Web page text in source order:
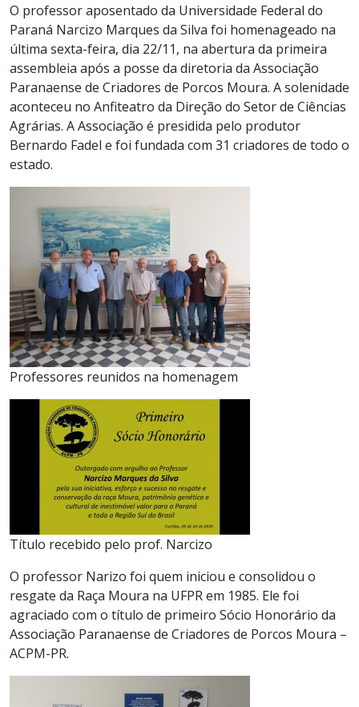
O professor aposentado da Universidade Federal do
Paraná Narcizo Marques da Silva foi homenageado na
última sexta-feira, dia 22/11, na abertura da primeira
assembleia após a posse da diretoria da Associação
Paranaense de Criadores de Porcos Moura. A solenidade
aconteceu no Anfiteatro da Direção do Setor de Ciências
Agrárias. A Associação é presidida pelo produtor
Bernardo Fadel e foi fundada com 31 criadores de todo o
estado.
Professores reunidos na homenagem
Título recebido pelo prof. Narcizo
O professor Narizo foi quem iniciou e consolidou o
resgate da Raça Moura na UFPR em 1985. Ele foi
agraciado com o título de primeiro Sócio Honorário da
Associação Paranaense de Criadores de Porcos Moura –
ACPM-PR.